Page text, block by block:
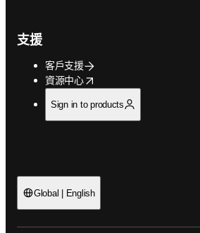
支援
客戶支援
資源中心
opens in new tab/window
Sign in to products
Global | English